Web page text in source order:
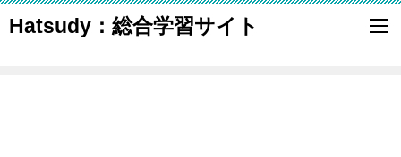
Hatsudy：総合学習サイト